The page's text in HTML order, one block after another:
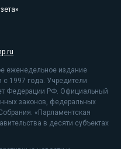
еженедельное издание
1997 года. Учредители
Федерации РФ. Официальный
законов, федеральных
«Парламентская
в десяти субъектах